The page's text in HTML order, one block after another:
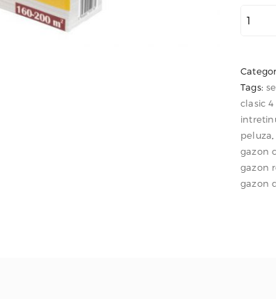
Clasic
4
kg
Tags:
clasic
peluza,
gazon
gazon
gazon